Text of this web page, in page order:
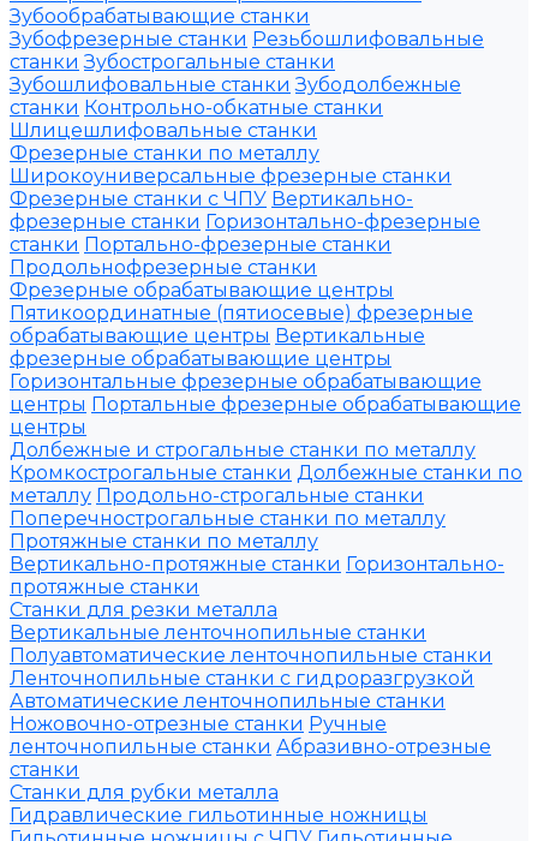
Зубообрабатывающие станки
Зубофрезерные станки Резьбошлифовальные
станки Зубострогальные станки
Зубошлифовальные станки Зубодолбежные
станки Контрольно-обкатные станки
Шлицешлифовальные станки
Фрезерные станки по металлу
Широкоуниверсальные фрезерные станки
Фрезерные станки с ЧПУ Вертикально-
фрезерные станки Горизонтально-фрезерные
станки Портально-фрезерные станки
Продольнофрезерные станки
Фрезерные обрабатывающие центры
Пятикоординатные (пятиосевые) фрезерные
обрабатывающие центры Вертикальные
фрезерные обрабатывающие центры
Горизонтальные фрезерные обрабатывающие
центры Портальные фрезерные обрабатывающие
центры
Долбежные и строгальные станки по металлу
Кромкострогальные станки Долбежные станки по
металлу Продольно-строгальные станки
Поперечнострогальные станки по металлу
Протяжные станки по металлу
Вертикально-протяжные станки Горизонтально-
протяжные станки
Станки для резки металла
Вертикальные ленточнопильные станки
Полуавтоматические ленточнопильные станки
Ленточнопильные станки с гидроразгрузкой
Автоматические ленточнопильные станки
Ножовочно-отрезные станки Ручные
ленточнопильные станки Абразивно-отрезные
станки
Станки для рубки металла
Гидравлические гильотинные ножницы